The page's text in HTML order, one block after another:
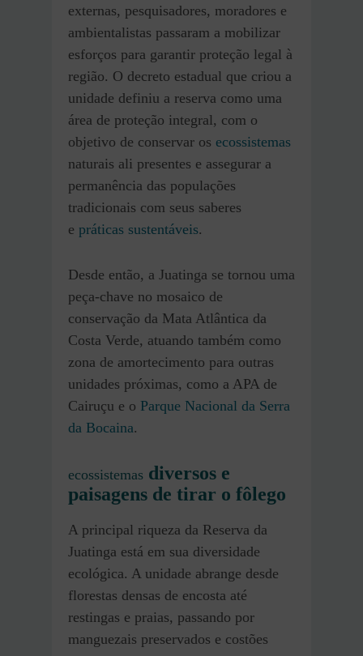
externas, pesquisadores, moradores e
ambientalistas passaram a mobilizar
esforços para garantir proteção legal à
região. O decreto estadual que criou a
unidade definiu a reserva como uma
área de proteção integral, com o
objetivo de conservar os ecossistemas
naturais ali presentes e assegurar a
permanência das populações
tradicionais com seus saberes
e práticas sustentáveis.
Desde então, a Juatinga se tornou uma
peça-chave no mosaico de
conservação da Mata Atlântica da
Costa Verde, atuando também como
zona de amortecimento para outras
unidades próximas, como a APA de
Cairuçu e o Parque Nacional da Serra
da Bocaina.
ecossistemas diversos e
paisagens de tirar o fôlego
A principal riqueza da Reserva da
Juatinga está em sua diversidade
ecológica. A unidade abrange desde
florestas densas de encosta até
restingas e praias, passando por
manguezais preservados e costões